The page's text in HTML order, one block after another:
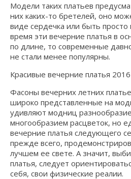
Модели таких платьев
них каких-то бретелей, оно
виде сердечка или быть
время эти вечерние платья в
по длине, то современные
не стали менее популярны.
Красивые вечерние платья
Фасоны вечерних летних
широко представленные на
удивляют модниц
многообразием расцветок, но
вечерние платья следующего
прежде всего,
лучшем ее свете. А значит,
платья, следует
себя, свои физические реалии.